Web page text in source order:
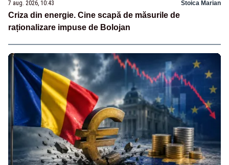
7 aug. 2026, 10:43 Stoica Marian
Criza din energie. Cine scapă de măsurile de
raționalizare impuse de Bolojan